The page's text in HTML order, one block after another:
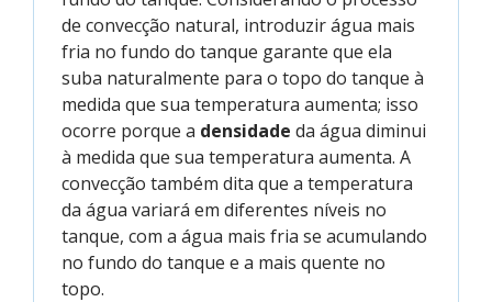
de convecção natural, introduzir água mais
fria no fundo do tanque garante que ela
suba naturalmente para o topo do tanque à
medida que sua temperatura aumenta; isso
ocorre porque a densidade da água diminui
à medida que sua temperatura aumenta. A
convecção também dita que a temperatura
da água variará em diferentes níveis no
tanque, com a água mais fria se acumulando
no fundo do tanque e a mais quente no
topo.